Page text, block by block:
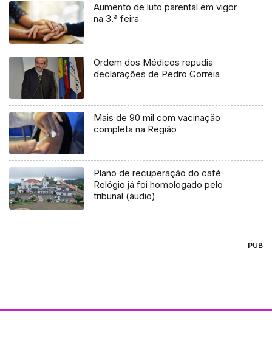
Aumento de luto parental em vigor
na 3.ª feira
Ordem dos Médicos repudia
declarações de Pedro Correia
Mais de 90 mil com vacinação
completa na Região
Plano de recuperação do café
Relógio já foi homologado pelo
tribunal (áudio)
PUB